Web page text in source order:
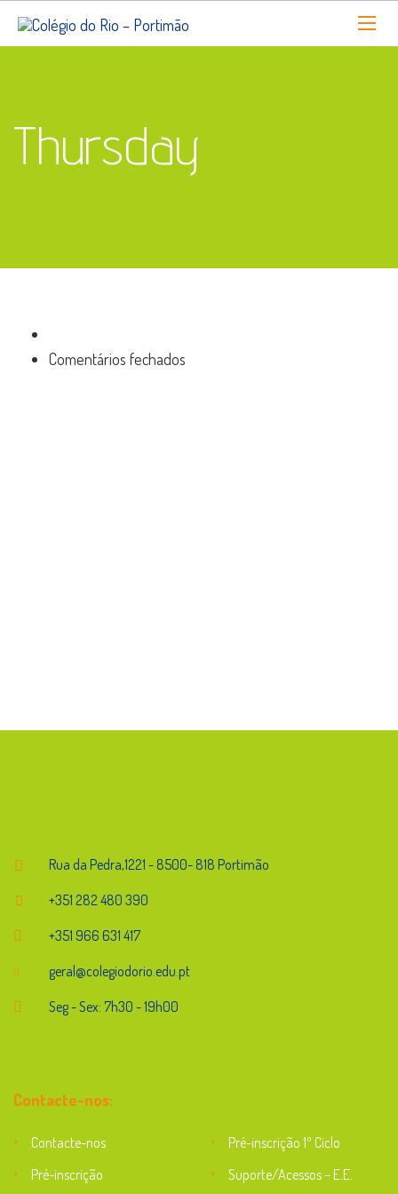
Thursday
Comentários fechados
Rua da Pedra,1221 - 8500- 818 Portimão
+351 282 480 390
+351 966 631 417
geral@colegiodorio.edu.pt
Seg - Sex: 7h30 - 19h00
Contacte-nos:
Contacte-nos
Pré-inscrição 1º Ciclo
Pré-inscrição
Suporte/Acessos – E.E.